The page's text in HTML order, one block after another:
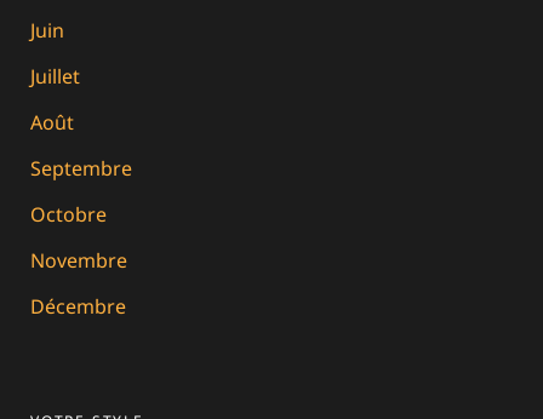
Juin
Juillet
Août
Septembre
Octobre
Novembre
Décembre